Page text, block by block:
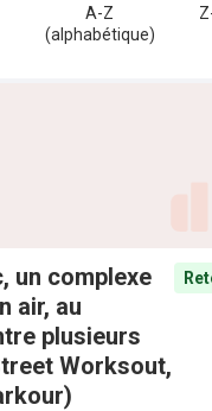
A-Z
(alphabétique)
un complexe
air, au
plusieurs
Worksout,